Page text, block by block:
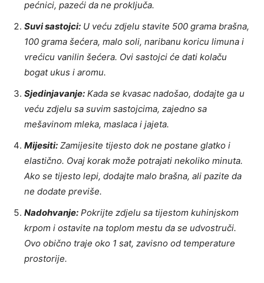
pećnici, pazeći da ne proključa.
Suvi sastojci: U veću zdjelu stavite 500 grama brašna,
100 grama šećera, malo soli, naribanu koricu limuna i
vrećicu vanilin šećera. Ovi sastojci će dati kolaču
bogat ukus i aromu.
Sjedinjavanje: Kada se kvasac nadošao, dodajte ga u
veću zdjelu sa suvim sastojcima, zajedno sa
mešavinom mleka, maslaca i jajeta.
Mijesiti: Zamijesite tijesto dok ne postane glatko i
elastično. Ovaj korak može potrajati nekoliko minuta.
Ako se tijesto lepi, dodajte malo brašna, ali pazite da
ne dodate previše.
Nadohvanje: Pokrijte zdjelu sa tijestom kuhinjskom
krpom i ostavite na toplom mestu da se udvostruči.
Ovo obično traje oko 1 sat, zavisno od temperature
prostorije.